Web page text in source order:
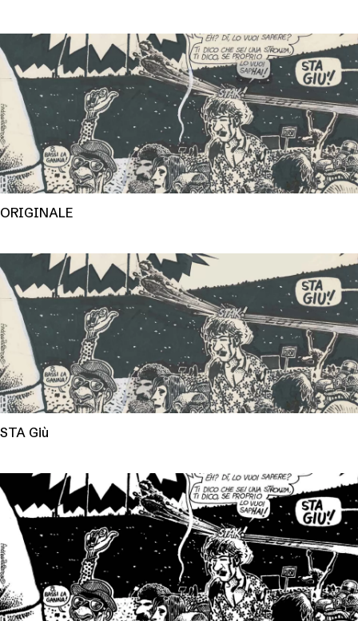
ORIGINALE
STA Giù